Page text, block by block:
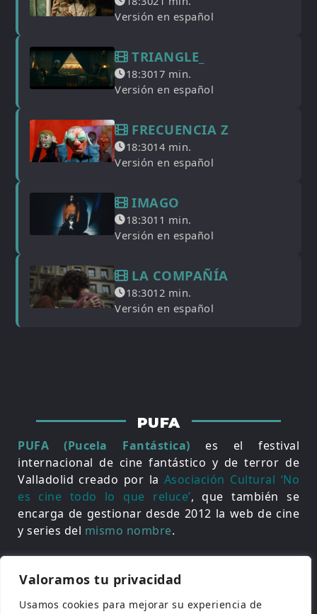
Valoramos tu privacidad
Usamos cookies para mejorar su experiencia de
Versión en español
TRIANGLE_
18:3017 min.
Versión en español
FRECUENCIA Z
18:3014 min.
Versión en español
IMAGO
18:3011 min.
Versión en español
LA COMPAÑÍA
18:3012 min.
Versión en español
PUFA
PUFA (Pucela Fantástica) es el festival
internacional de cine fantástico y de terror de
Valladolid creado por la Asociación Cultural ‘No
es cine todo lo que reluce’, que también se
encarga de gestionar desde 2012 la web de cine
y series del mismo nombre.